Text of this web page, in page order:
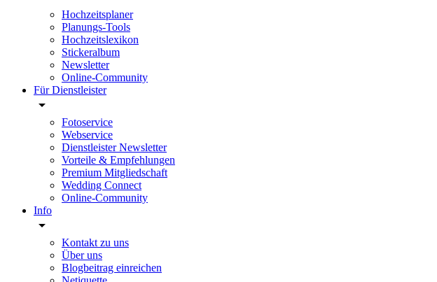
Hochzeitsplaner
Planungs-Tools
Hochzeitslexikon
Stickeralbum
Newsletter
Online-Community
Für Dienstleister
Fotoservice
Webservice
Dienstleister Newsletter
Vorteile & Empfehlungen
Premium Mitgliedschaft
Wedding Connect
Online-Community
Info
Kontakt zu uns
Über uns
Blogbeitrag einreichen